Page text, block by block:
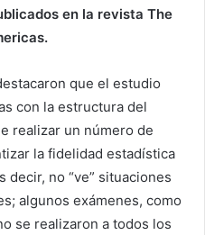
en la revista The
que el estudio
con la estructura del
realizar un número de
la fidelidad estadística
decir, no “ve” situaciones
algunos exámenes, como
se realizaron a todos los